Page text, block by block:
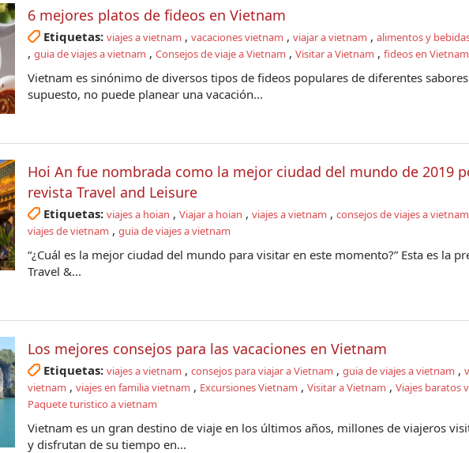
6 mejores platos de fideos en Vietnam
Etiquetas: viajes a vietnam , vacaciones vietnam , viajar a vietnam , alimentos y
, guia de viajes a vietnam , Consejos de viaje a Vietnam , Visitar a Vietnam , fideos en Vietnam
Vietnam es sinónimo de diversos tipos de fideos populares de diferentes
supuesto, no puede planear una vacación...
Hoi An fue nombrada como la mejor ciudad del mundo de 2019
revista Travel and Leisure
Etiquetas: viajes a hoian , Viajar a hoian , viajes a vietnam , consejos de viajes a vietnam
viajes de vietnam , guia de viajes a vietnam
“¿Cuál es la mejor ciudad del mundo para visitar en este momento?” Esta es la
Travel &...
Los mejores consejos para las vacaciones en Vietnam
Etiquetas: viajes a vietnam , consejos para viajar a Vietnam , guia de viajes a vietnam ,
vietnam , viajes en familia vietnam , Excursiones Vietnam , Visitar a Vietnam , Viajes baratos
Paquete turistico a vietnam
Vietnam es un gran destino de viaje en los últimos años, millones de viajeros
y disfrutan de su tiempo en...